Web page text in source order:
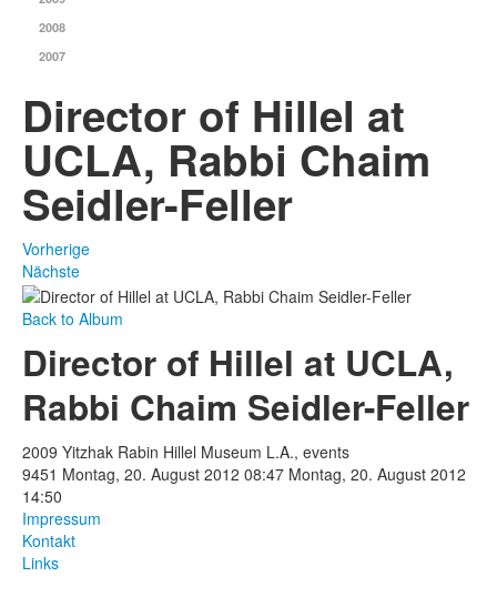
2008
2007
Director of Hillel at
UCLA, Rabbi Chaim
Seidler-Feller
Vorherige
Nächste
Back to Album
Director of Hillel at UCLA,
Rabbi Chaim Seidler-Feller
2009 Yitzhak Rabin Hillel Museum L.A., events
9451 Montag, 20. August 2012 08:47 Montag, 20. August 2012
14:50
Impressum
Kontakt
Links